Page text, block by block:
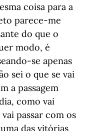
coisa para a
parece-me
do que o
modo, é
se apenas
sei o que se vai
a passagem
como vai
passar com os
das vitórias